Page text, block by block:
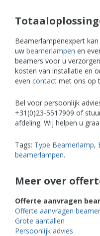
Beamerlampenexpert
uw beamerlampen en
beamers voor u
kosten van installatie en
even contact met ons op
Bel voor persoonlijk
+31(0)23-5517909 of
afdeling. Wij helpen u
Tags: Type Beamerlamp,
beamerlampen.
Meer over
Offerte aanvragen
Offerte aanvragen
Grote aantallen
Persoonlijk advies